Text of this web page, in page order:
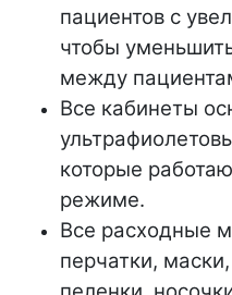
пациентов с
чтобы
между
Все кабинеты
которые
режиме.
Все расходные
перчатки,